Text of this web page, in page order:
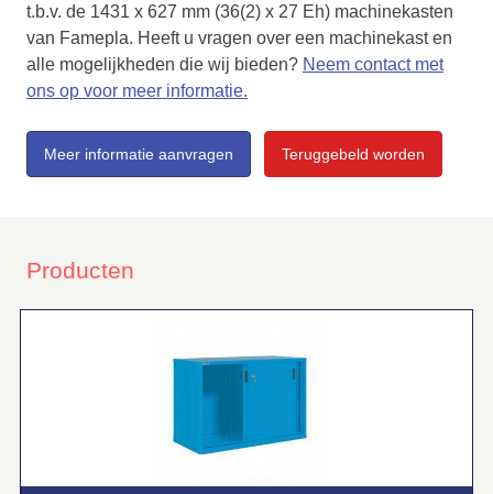
t.b.v. de 1431 x 627 mm (36(2) x 27 Eh) machinekasten
van Famepla. Heeft u vragen over een machinekast en
alle mogelijkheden die wij bieden? Neem contact met
ons op voor meer informatie.
Meer informatie aanvragen Teruggebeld worden
Producten